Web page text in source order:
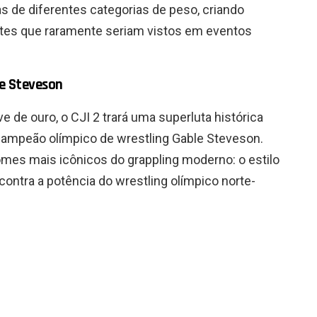
de diferentes categorias de peso, criando
que raramente seriam vistos em eventos
Steveson
de ouro, o CJI 2 trará uma superluta histórica
olímpico de wrestling Gable Steveson.
mais icônicos do grappling moderno: o estilo
a potência do wrestling olímpico norte-